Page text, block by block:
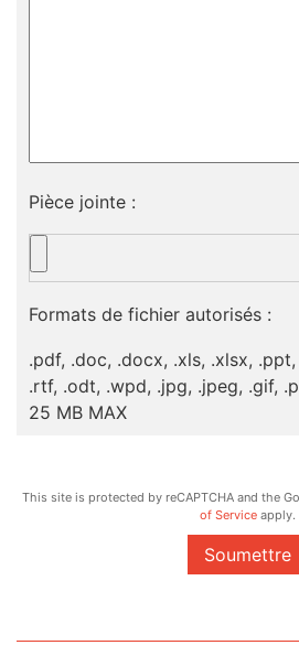
Pièce jointe :
Formats de fichier autorisés :
.pdf, .doc, .docx, .xls, .xlsx,
.rtf, .odt, .wpd, .jpg, .jpeg, .gif,
25 MB MAX
This site is protected by reCAPTCHA and the
of Serviceapply.
Soumettre